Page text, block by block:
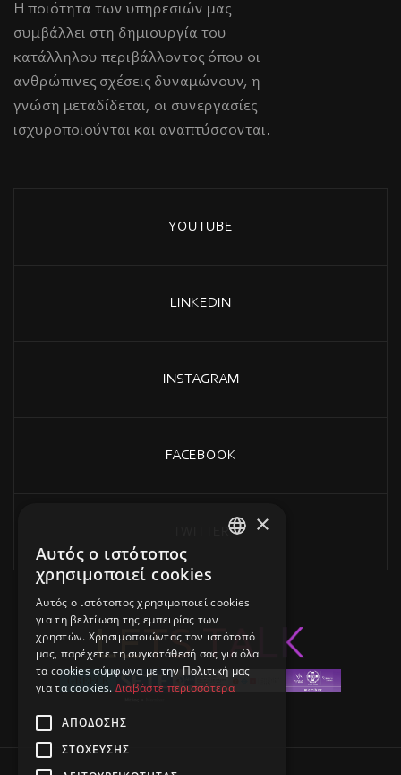
Η ποιότητα των υπηρεσιών μας
συμβάλλει στη δημιουργία του
κατάλληλου περιβάλλοντος όπου οι
ανθρώπινες σχέσεις δυναμώνουν, η
γνώση μεταδίδεται, οι συνεργασίες
ισχυροποιούνται και αναπτύσσονται.
YOUTUBE
LINKEDIN
INSTAGRAM
FACEBOOK
TWITTER
LETS TAL K
×
Αυτός ο ιστότοπος
χρησιμοποιεί cookies
Αυτός ο ιστότοπος χρησιμοποιεί cookies
για τη βελτίωση της εμπειρίας των
χρηστών. Χρησιμοποιώντας τον ιστότοπό
μας, παρέχετε τη συγκατάθεσή σας για όλα
τα cookies σύμφωνα με την Πολιτική μας
για τα cookies. Διαβάστε περισσότερα
ΑΠΌΔΟΣΗΣ
ΣΤΌΧΕΥΣΗΣ